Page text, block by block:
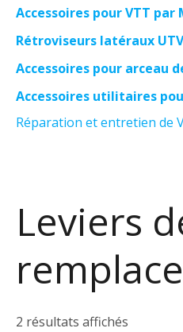
Accessoires pour VTT par
Rétroviseurs latéraux UTV
Accessoires pour arceau
Accessoires utilitaires
Réparation et entretien de
Leviers
2 résultats affichés